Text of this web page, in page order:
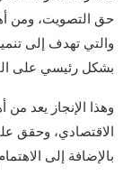
حق التصويت، ومن
والتي تهدف إلى
بشكل رئيسي على
وهذا الإنجاز يعد من
الاقتصادي، وحقق
بالإضافة إلى